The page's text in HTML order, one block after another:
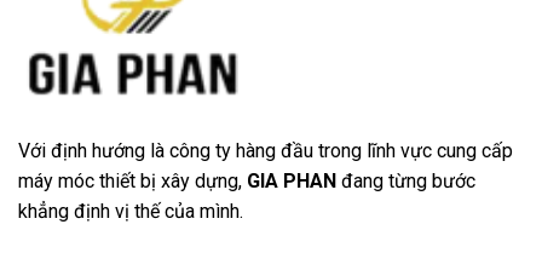
Với định hướng là công ty hàng đầu trong lĩnh vực cung cấp
máy móc thiết bị xây dựng, GIA PHAN đang từng bước
khẳng định vị thế của mình.